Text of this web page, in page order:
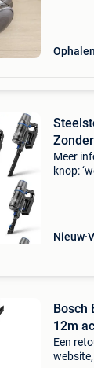
Ophalen
Meer
knop:
Nieuw
Bosch
12m
Een